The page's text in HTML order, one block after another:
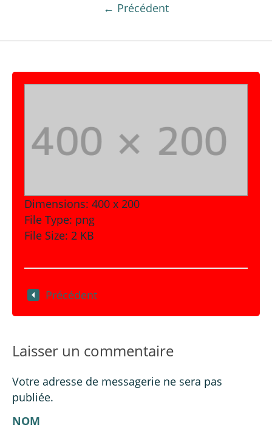
← Précédent
Dimensions: 400 x 200
File Type: png
File Size: 2 KB
Précédent
Laisser un commentaire
Votre adresse de messagerie ne sera pas
publiée.
NOM